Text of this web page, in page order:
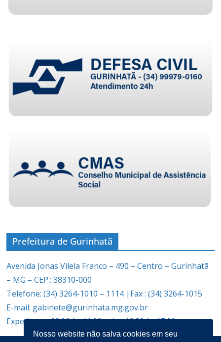
Prefeitura de Gurinhatã
Avenida Jonas Vilela Franco – 490 – Centro – Gurinhatã
– MG – CEP.: 38310-000
Telefone: (34) 3264-1010 – 1114 |Fax : (34) 3264-1015
E-mail: gabinete@gurinhata.mg.gov.br
Expediente: 08:00 às 11:00 e das 12:30 às 17:00
Nosso website não salva cookies em seu